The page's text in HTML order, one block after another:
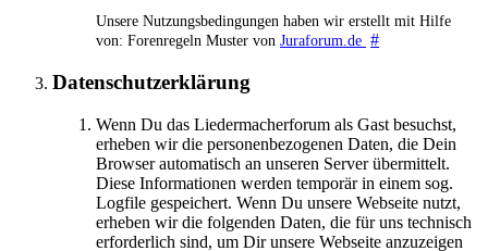
Unsere Nutzungsbedingungen haben wir erstellt mit Hilfe
von: Forenregeln Muster von Juraforum.de #
Datenschutzerklärung
Wenn Du das Liedermacherforum als Gast besuchst,
erheben wir die personenbezogenen Daten, die Dein
Browser automatisch an unseren Server übermittelt.
Diese Informationen werden temporär in einem sog.
Logfile gespeichert. Wenn Du unsere Webseite nutzt,
erheben wir die folgenden Daten, die für uns technisch
erforderlich sind, um Dir unsere Webseite anzuzeigen